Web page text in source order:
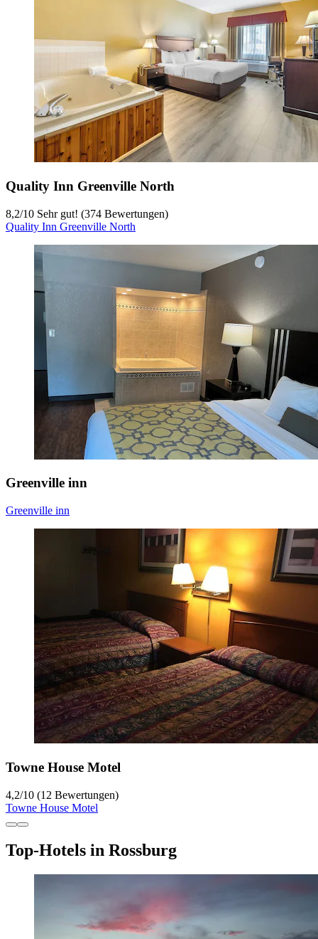
Quality Inn Greenville North
8,2/10 Sehr gut! (374 Bewertungen)
Quality Inn Greenville North
Greenville inn
Greenville inn
Towne House Motel
4,2/10 (12 Bewertungen)
Towne House Motel
Top-Hotels in Rossburg